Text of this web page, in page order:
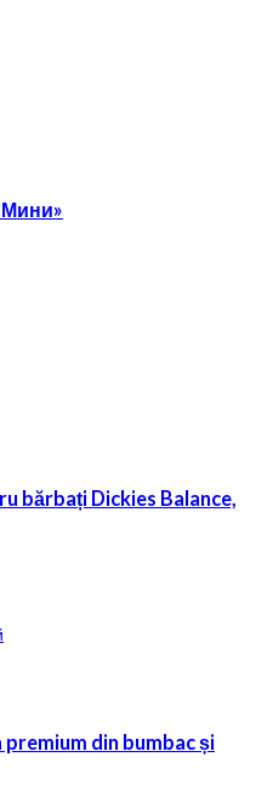
bărbați Dickies Balance,
din bumbac și